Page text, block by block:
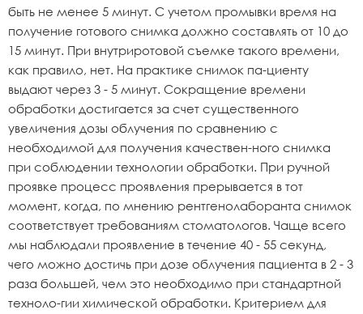
быть не менее 5 минут. С учетом промывки время на
получение готового снимка должно составлять от 10 до
15 минут. При внутриротовой съемке такого времени,
как правило, нет. На практике снимок па-циенту
выдают через 3 - 5 минут. Сокращение времени
обработки достигается за счет существенного
увеличения дозы облучения по сравнению с
необходимой для получения качествен-ного снимка
при соблюдении технологии обработки. При ручной
проявке процесс проявления прерывается в тот
момент, когда, по мнению рентгенолаборанта снимок
соответствует требованиям стоматологов. Чаще всего
мы наблюдали проявление в течение 40 - 55 секунд,
чего можно достичь при дозе облучения пациента в 2 - 3
раза большей, чем это необходимо при стандартной
техноло-гии химической обработки. Критерием для